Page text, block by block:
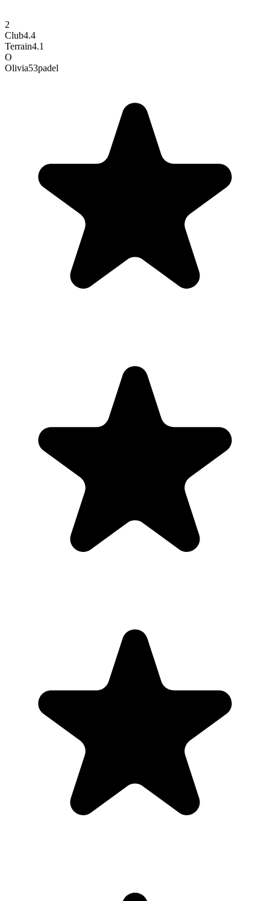
2
Club4.4
Terrain4.1
O
Olivia53padel